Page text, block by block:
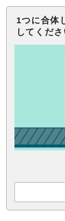
1つに合体
してくださ